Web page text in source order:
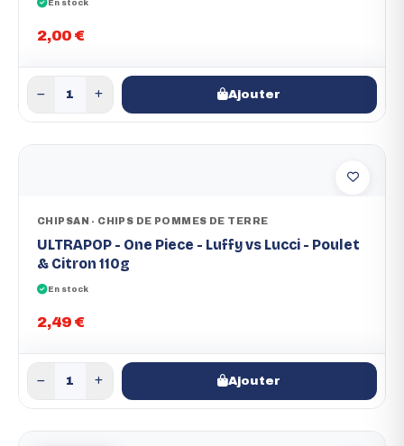
En stock
2,00 €
Ajouter
CHIPSAN - CHIPS DE POMMES DE TERRE
ULTRAPOP - One Piece - Luffy vs Lucci - Poulet
& Citron 110g
En stock
2,49 €
Ajouter